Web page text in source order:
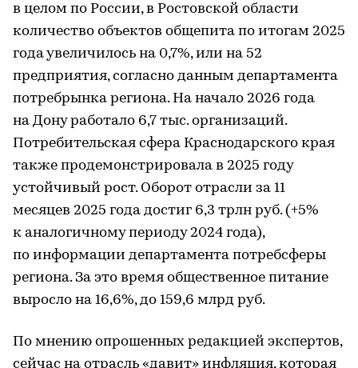
в целом по России, в Ростовской области
количество объектов общепита по итогам 2025
года увеличилось на 0,7%, или на 52
предприятия, согласно данным департамента
потребрынка региона. На начало 2026 года
на Дону работало 6,7 тыс. организаций.
Потребительская сфера Краснодарского края
также продемонстрировала в 2025 году
устойчивый рост. Оборот отрасли за 11
месяцев 2025 года достиг 6,3 трлн руб. (+5%
к аналогичному периоду 2024 года),
по информации департамента потребсферы
региона. За это время общественное питание
выросло на 16,6%, до 159,6 млрд руб.
По мнению опрошенных редакцией экспертов,
сейчас на отрасль «давит» инфляция, которая